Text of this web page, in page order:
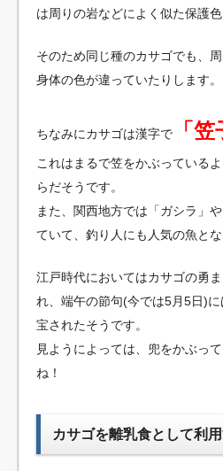
は周りの岩などによく似た保護色
そのため同じ種のカサゴでも、
身体の色が違っていたりします。
ちなみにカサゴは漢字で 「笠
これはまるで笠をかぶっている
らだそうです。
また、関西地方では「ガシラ」
ていて、釣り人にも人気の魚とな
江戸時代においてはカサゴの勇
れ、端午の節句(今では5月5日)
宝されたそうです。
見ようによっては、兜をかぶっ
ね！
カサゴを離乳食として利